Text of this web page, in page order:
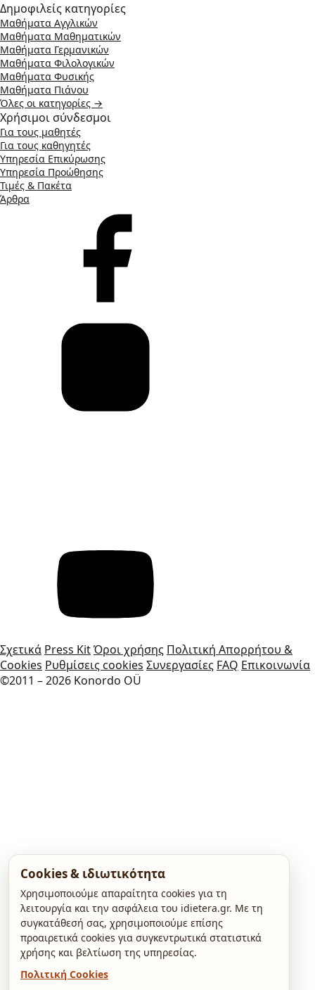
Δημοφιλείς κατηγορίες
Μαθήματα Αγγλικών
Μαθήματα Μαθηματικών
Μαθήματα Γερμανικών
Μαθήματα Φιλολογικών
Μαθήματα Φυσικής
Μαθήματα Πιάνου
Όλες οι κατηγορίες →
Χρήσιμοι σύνδεσμοι
Για τους μαθητές
Για τους καθηγητές
Υπηρεσία Επικύρωσης
Υπηρεσία Προώθησης
Τιμές & Πακέτα
Άρθρα
Σχετικά Press KitΌροι χρήσης Πολιτική Απορρήτου &
Cookies Ρυθμίσεις cookies Συνεργασίες FAQ Επικοινωνία
©2011 – 2026 Konordo OÜ
Cookies & ιδιωτικότητα
Χρησιμοποιούμε απαραίτητα cookies για τη
λειτουργία και την ασφάλεια του idietera.gr. Με τη
συγκατάθεσή σας, χρησιμοποιούμε επίσης
προαιρετικά cookies για συγκεντρωτικά στατιστικά
χρήσης και βελτίωση της υπηρεσίας.
Πολιτική Cookies